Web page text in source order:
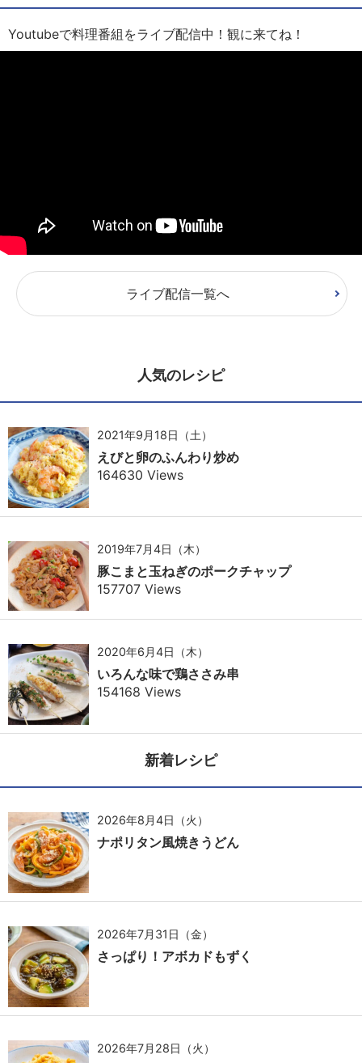
Youtubeで料理番組をライブ配信中！観に来てね！
ライブ配信一覧へ
人気のレシピ
2021年9月18日（土）
えびと卵のふんわり炒め
164630 Views
2019年7月4日（木）
豚こまと玉ねぎのポークチャップ
157707 Views
2020年6月4日（木）
いろんな味で鶏ささみ串
154168 Views
新着レシピ
2026年8月4日（火）
ナポリタン風焼きうどん
2026年7月31日（金）
さっぱり！アボカドもずく
2026年7月28日（火）